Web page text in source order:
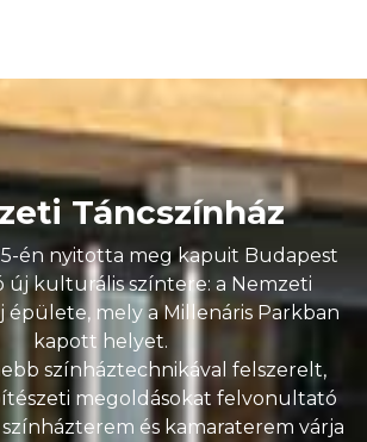
Táncszínház
én nyitotta meg kapuit Budapest
új kulturális színtere: a Nemzeti
épülete, mely a Millenáris Parkban
kapott helyet.
színháztechnikával felszerelt,
megoldásokat felvonultató
és kamaraterem várja